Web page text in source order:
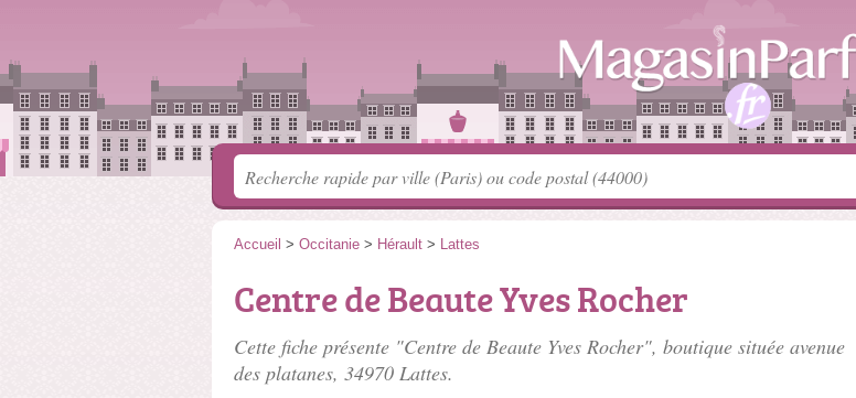
Accueil > Occitanie > Hérault > Lattes
Centre de Beaute Yves Rocher
Cette fiche présente "Centre de Beaute Yves Rocher", boutique située avenue
des platanes, 34970 Lattes.